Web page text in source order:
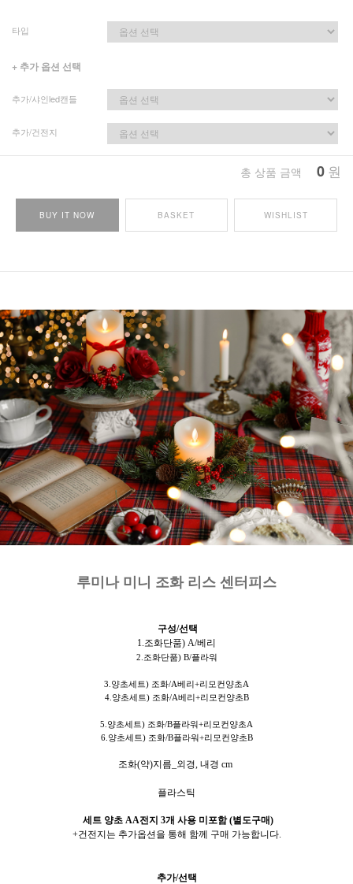
타입
+ 추가 옵션 선택
추가/샤인led캔들
추가/건전지
총 상품 금액 0 원
BUY IT NOW BASKET WISHLIST
루미나 미니 조화 리스 센터피스
구성/선택
1.조화단품) A/베리
2.조화단품) B/플라워
3.양초세트) 조화/A베리+리모컨양초A
4.양초세트) 조화/A베리+리모컨양초B
5.양초세트) 조화/B플라워+리모컨양초A
6.양초세트) 조화/B플라워+리모컨양초B
조화(약)지름_외경, 내경 cm
플라스틱
세트 양초 AA전지 3개 사용 미포함 (별도구매)
+건전지는 추가옵션을 통해 함께 구매 가능합니다.
추가/선택